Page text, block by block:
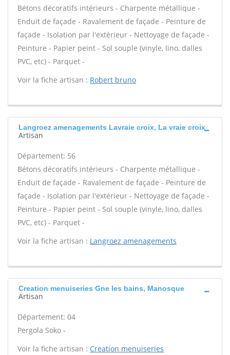
Bétons décoratifs intérieurs - Charpente métallique -
Enduit de façade - Ravalement de façade - Peinture de
façade - Isolation par l'extérieur - Nettoyage de façade -
Peinture - Papier peint - Sol souple (vinyle, lino, dalles
PVC, etc) - Parquet -
Voir la fiche artisan : Robert bruno
Langroez amenagements Lavraie croix, La vraie croix
Artisan
Département: 56
Bétons décoratifs intérieurs - Charpente métallique -
Enduit de façade - Ravalement de façade - Peinture de
façade - Isolation par l'extérieur - Nettoyage de façade -
Peinture - Papier peint - Sol souple (vinyle, lino, dalles
PVC, etc) - Parquet -
Voir la fiche artisan : Langroez amenagements
Creation menuiseries Gne les bains, Manosque
Artisan
Département: 04
Pergola Soko -
Voir la fiche artisan : Creation menuiseries